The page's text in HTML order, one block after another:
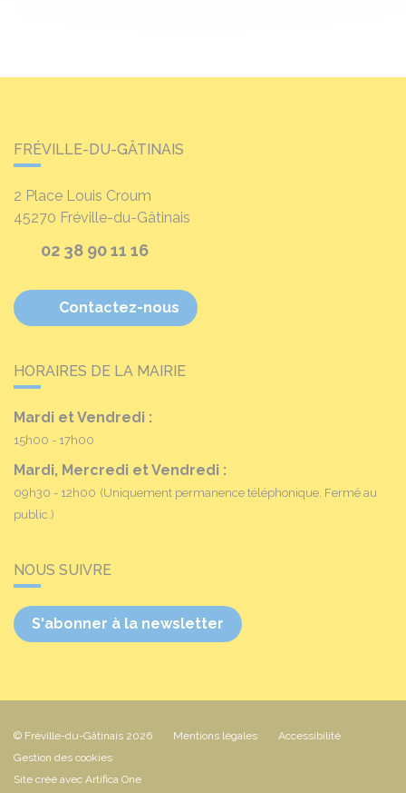
FRÉVILLE-DU-GÂTINAIS
2 Place Louis Croum
45270 Fréville-du-Gâtinais
02 38 90 11 16
Contactez-nous
HORAIRES DE LA MAIRIE
Mardi et Vendredi :
15h00 - 17h00
Mardi, Mercredi et Vendredi :
09h30 - 12h00 (Uniquement permanence téléphonique. Fermé au
public.)
NOUS SUIVRE
S'abonner à la newsletter
© Fréville-du-Gâtinais 2026 Mentions légales
Accessibilité
Gestion des cookies
Site créé avec Artifica One